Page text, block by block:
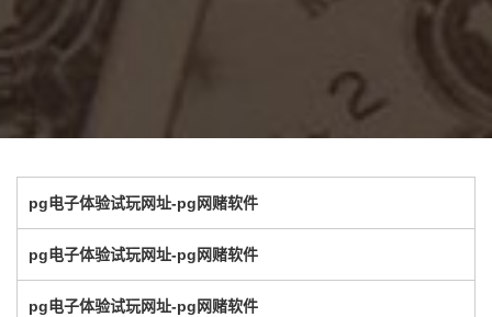
pg电子体验试玩网址-pg网赌软件
pg电子体验试玩网址-pg网赌软件
pg电子体验试玩网址-pg网赌软件